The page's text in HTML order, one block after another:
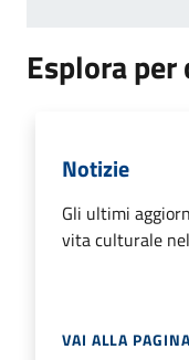
Esplora
Notizie
Gli ultimi
vita culturale
VAI ALLA PAGINA